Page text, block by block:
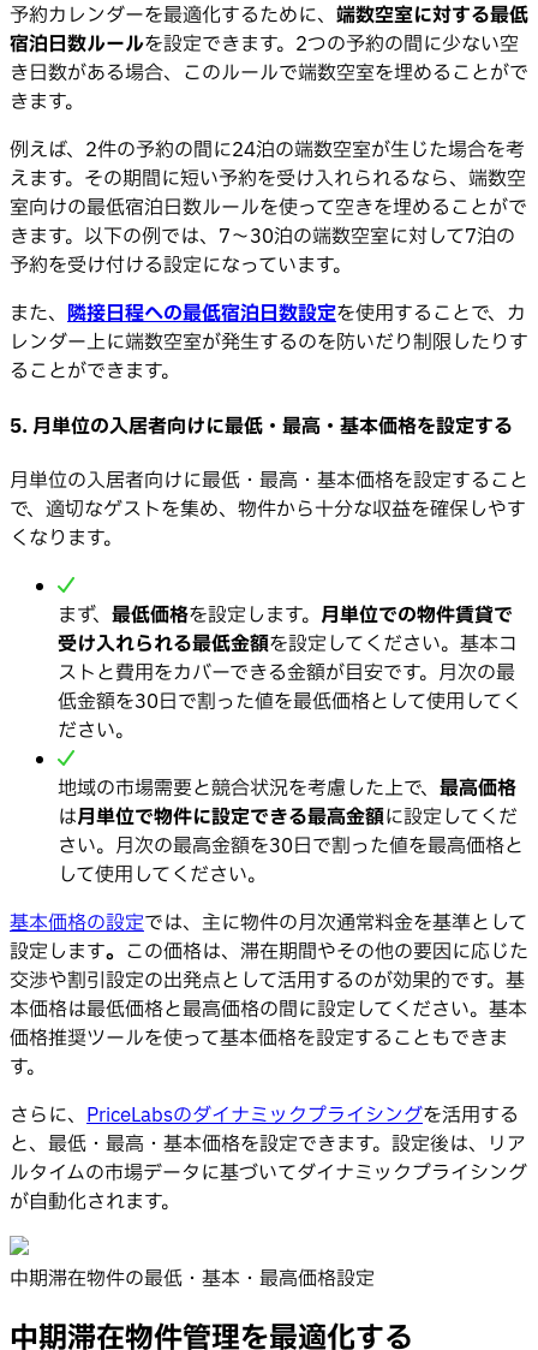
予約カレンダーを最適化するために、 端数空室に対する最低
宿泊日数ルールを設定できます。2つの予約の間に少ない空
き日数がある場合、このルールで端数空室を埋めることがで
きます。
例えば、2件の予約の間に24泊の端数空室が生じた場合を考
えます。その期間に短い予約を受け入れられるなら、端数空
室向けの最低宿泊日数ルールを使って空きを埋めることがで
きます。以下の例では、7〜30泊の端数空室に対して7泊の
予約を受け付ける設定になっています。
また、 隣接日程への最低宿泊日数設定を使用することで、カ
レンダー上に端数空室が発生するのを防いだり制限したりす
ることができます。
5. 月単位の入居者向けに最低・最高・基本価格を設定する
月単位の入居者向けに最低・最高・基本価格を設定すること
で、適切なゲストを集め、物件から十分な収益を確保しやす
くなります。
まず、 最低価格を設定します。 月単位での物件賃貸で
受け入れられる最低金額を設定してください。基本コ
ストと費用をカバーできる金額が目安です。月次の最
低金額を30日で割った値を最低価格として使用してく
ださい。
地域の市場需要と競合状況を考慮した上で、 最高価格
は月単位で物件に設定できる最高金額に設定してくだ
さい。月次の最高金額を30日で割った値を最高価格と
して使用してください。
基本価格の設定では、主に物件の月次通常料金を基準として
設定します。 この価格は、滞在期間やその他の要因に応じた
交渉や割引設定の出発点として活用するのが効果的です。基
本価格は最低価格と最高価格の間に設定してください。基本
価格推奨ツールを使って基本価格を設定することもできま
す。
さらに、 PriceLabsのダイナミックプライシングを活用する
と、最低・最高・基本価格を設定できます。設定後は、リア
ルタイムの市場データに基づいてダイナミックプライシング
が自動化されます。
中期滞在物件の最低・基本・最高価格設定
中期滞在物件管理を最適化する